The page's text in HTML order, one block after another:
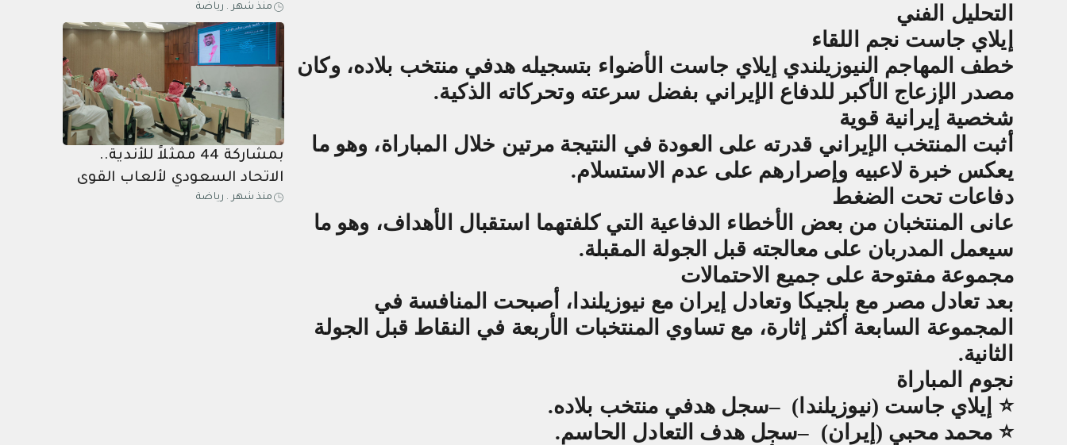
التحليل الفني
إيلاي جاست نجم اللقاء
خطف المهاجم النيوزيلندي إيلاي جاست الأضواء بتسجيله هدفي منتخب بلاده، وكان
مصدر الإزعاج الأكبر للدفاع الإيراني بفضل سرعته وتحركاته الذكية.
شخصية إيرانية قوية
أثبت المنتخب الإيراني قدرته على العودة في النتيجة مرتين خلال المباراة، وهو ما
يعكس خبرة لاعبيه وإصرارهم على عدم الاستسلام.
دفاعات تحت الضغط
عانى المنتخبان من بعض الأخطاء الدفاعية التي كلفتهما استقبال الأهداف، وهو ما
سيعمل المدربان على معالجته قبل الجولة المقبلة.
مجموعة مفتوحة على جميع الاحتمالات
بعد تعادل مصر مع بلجيكا وتعادل إيران مع نيوزيلندا، أصبحت المنافسة في
المجموعة السابعة أكثر إثارة، مع تساوي المنتخبات الأربعة في النقاط قبل الجولة
الثانية.
نجوم المباراة
⭐ إيلاي جاست (نيوزيلندا) –سجل هدفي منتخب بلاده.
⭐ محمد محبي (إيران) –سجل هدف التعادل الحاسم.
ونيوزيلندا ...إيران تعود مرتين
أمام نيوزيلندا وتحافظ على
آمالها في مونديال 2026
منذ شهر . رياضة
بمشاركة 44 ممثلاً للأندية..
الاتحاد السعودي لألعاب القوى
يعقد جمعيته العمومية الرابعة
منذ شهر . رياضة